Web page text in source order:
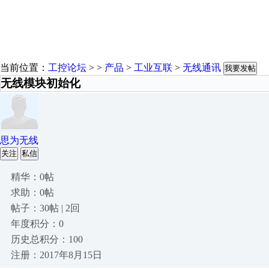
当前位置： 工控论坛 > > 产品 > 工业互联 > 无线通讯 我要发帖
无线模块初始化
思为无线
关注 私信
精华：0帖
求助：0帖
帖子：30帖 | 2回
年度积分：0
历史总积分：100
注册：2017年8月15日